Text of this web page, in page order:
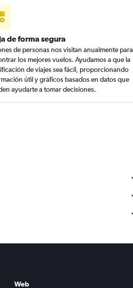
de forma segura
de personas nos visitan anualmente para
los mejores vuelos. Ayudamos a que la
de viajes sea fácil, proporcionando
útil y gráficos basados en datos que
ayudarte a tomar decisiones.
Web